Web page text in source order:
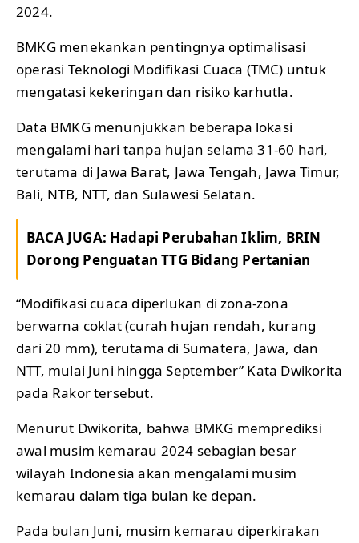
2024.
BMKG menekankan pentingnya optimalisasi
operasi Teknologi Modifikasi Cuaca (TMC) untuk
mengatasi kekeringan dan risiko karhutla.
Data BMKG menunjukkan beberapa lokasi
mengalami hari tanpa hujan selama 31-60 hari,
terutama di Jawa Barat, Jawa Tengah, Jawa Timur,
Bali, NTB, NTT, dan Sulawesi Selatan.
BACA JUGA: Hadapi Perubahan Iklim, BRIN
Dorong Penguatan TTG Bidang Pertanian
“Modifikasi cuaca diperlukan di zona-zona
berwarna coklat (curah hujan rendah, kurang
dari 20 mm), terutama di Sumatera, Jawa, dan
NTT, mulai Juni hingga September” Kata Dwikorita
pada Rakor tersebut.
Menurut Dwikorita, bahwa BMKG memprediksi
awal musim kemarau 2024 sebagian besar
wilayah Indonesia akan mengalami musim
kemarau dalam tiga bulan ke depan.
Pada bulan Juni, musim kemarau diperkirakan